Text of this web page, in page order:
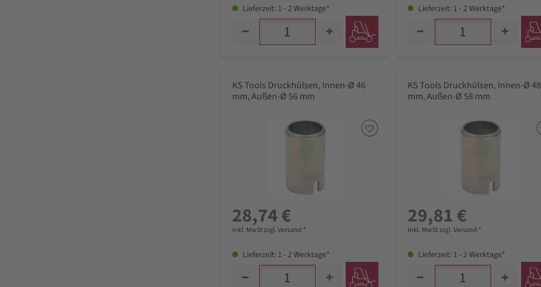
Lieferzeit: 1 - 2 Werktage* Lieferzeit: 1 - 2 Werktage*
KS Tools Druckhülsen, Innen-Ø 46
mm, Außen-Ø 56 mm
28,74 €
inkl. MwSt zzgl. Versand *
Lieferzeit: 1 - 2 Werktage*
KS Tools Druckhülsen, Innen-Ø 48
mm, Außen-Ø 58 mm
29,81 €
inkl. MwSt zzgl. Versand *
Lieferzeit: 1 - 2 Werktage*